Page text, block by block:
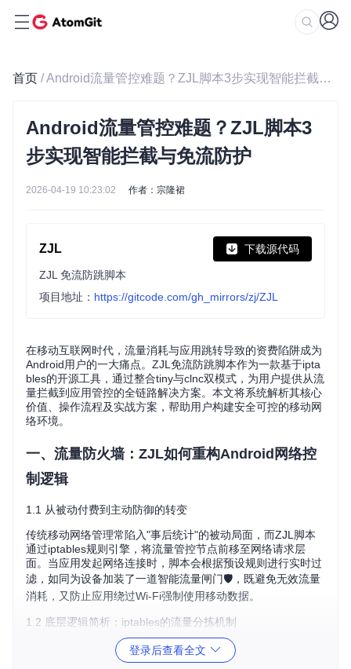
首页 / Android流量管控难题？ZJL脚本3步实现智能拦截与免流防护
Android流量管控难题？ZJL脚本3
步实现智能拦截与免流防护
2026-04-19 10:23:02 作者：宗隆裙
ZJL 下载源代码
ZJL 免流防跳脚本
项目地址： https://gitcode.com/gh_mirrors/zj/ZJL
在移动互联网时代，流量消耗与应用跳转导致的资费陷阱成为
Android用户的一大痛点。ZJL免流防跳脚本作为一款基于ipta
bles的开源工具，通过整合tiny与clnc双模式，为用户提供从流
量拦截到应用管控的全链路解决方案。本文将系统解析其核心
价值、操作流程及实战方案，帮助用户构建安全可控的移动网
络环境。
一、流量防火墙：ZJL如何重构Android网络控
制逻辑
1.1 从被动付费到主动防御的转变
传统移动网络管理常陷入"事后统计"的被动局面，而ZJL脚本
通过iptables规则引擎，将流量管控节点前移至网络请求层
面。当应用发起网络连接时，脚本会根据预设规则进行实时过
滤，如同为设备加装了一道智能流量闸门🛡️，既避免无效流量
消耗，又防止应用绕过Wi-Fi强制使用移动数据。
1.2 底层逻辑简析：iptables的流量分拣机制
想象iptables是一位交通管制员，ZJL脚本则是它的操作手册。
当网络数据包通过设备时，脚本会为不同类型的流量贴上"标
登录后查看全文